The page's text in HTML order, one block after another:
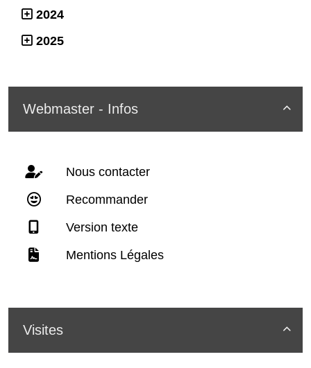
2024
2025

Webmaster - Infos
Nous contacter
Recommander
Version texte
Mentions Légales

Visites